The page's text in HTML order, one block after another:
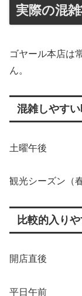
実際の混
ゴヤール本店は
ん。
混雑しやすい
土曜午後
観光シーズン（
比較的入りや
開店直後
平日午前